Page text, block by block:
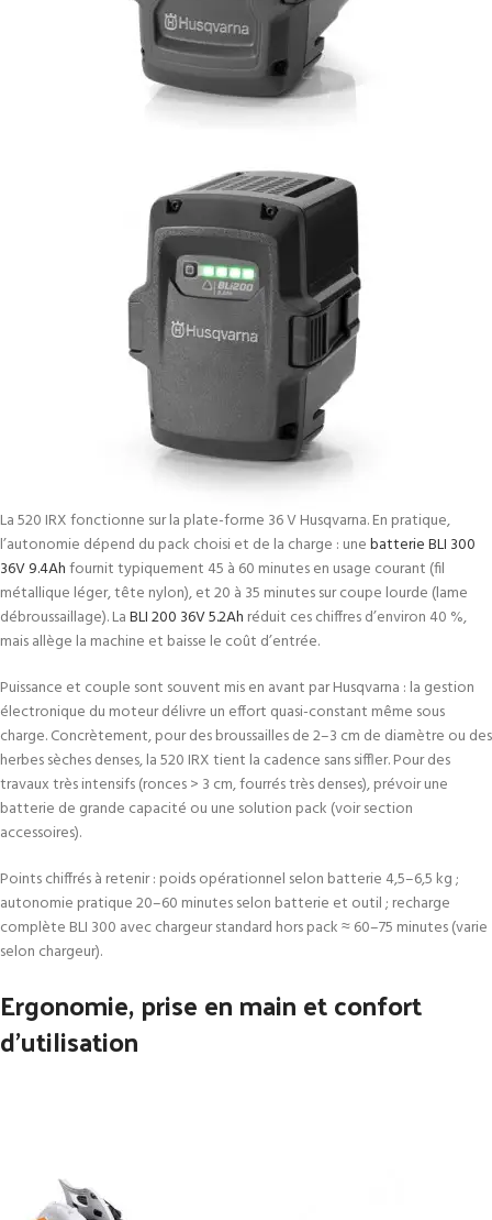
La 520 IRX fonctionne sur la plate-forme 36 V Husqvarna. En pratique,
l’autonomie dépend du pack choisi et de la charge : unebatterie BLI 300
36V 9.4Ahfournit typiquement 45 à 60 minutes en usage courant (fil
métallique léger, tête nylon), et 20 à 35 minutes sur coupe lourde (lame
débroussaillage). LaBLI 200 36V 5.2Ah réduit ces chiffres d’environ 40 %,
mais allège la machine et baisse le coût d’entrée.
Puissance et couple sont souvent mis en avant par Husqvarna : la gestion
électronique du moteur délivre un effort quasi-constant même sous
charge. Concrètement, pour des broussailles de 2–3 cm de diamètre ou des
herbes sèches denses, la 520 IRX tient la cadence sans siffler. Pour des
travaux très intensifs (ronces > 3 cm, fourrés très denses), prévoir une
batterie de grande capacité ou une solution pack (voir section
accessoires).
Points chiffrés à retenir : poids opérationnel selon batterie 4,5–6,5 kg ;
autonomie pratique 20–60 minutes selon batterie et outil ; recharge
complète BLI 300 avec chargeur standard hors pack ≈ 60–75 minutes (varie
selon chargeur).
Ergonomie, prise en main et confort
d’utilisation